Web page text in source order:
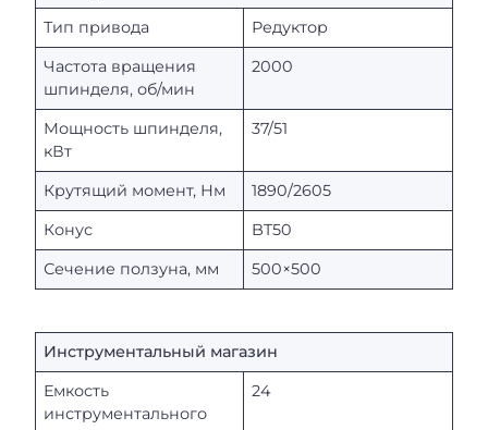
Тип привода
Редуктор
Частота вращения
шпинделя, об/мин
2000
Мощность шпинделя,
кВт
37/51
Крутящий момент, Нм
1890/2605
Конус
BT50
Сечение ползуна, мм
500×500
Инструментальный магазин
Емкость
инструментального
24